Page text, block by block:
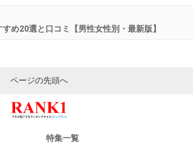
め20選と口コミ【男性女性別・最新版】
ページの先頭へ
特集一覧